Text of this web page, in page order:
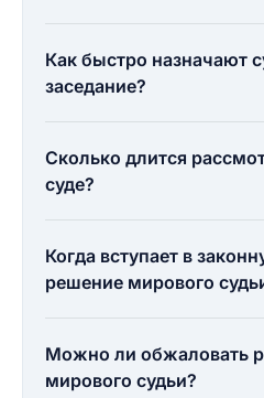
Как быстро назначают
заседание?
Сколько длится
суде?
Когда вступает в
решение мирового
Можно ли обжаловать
мирового судьи?